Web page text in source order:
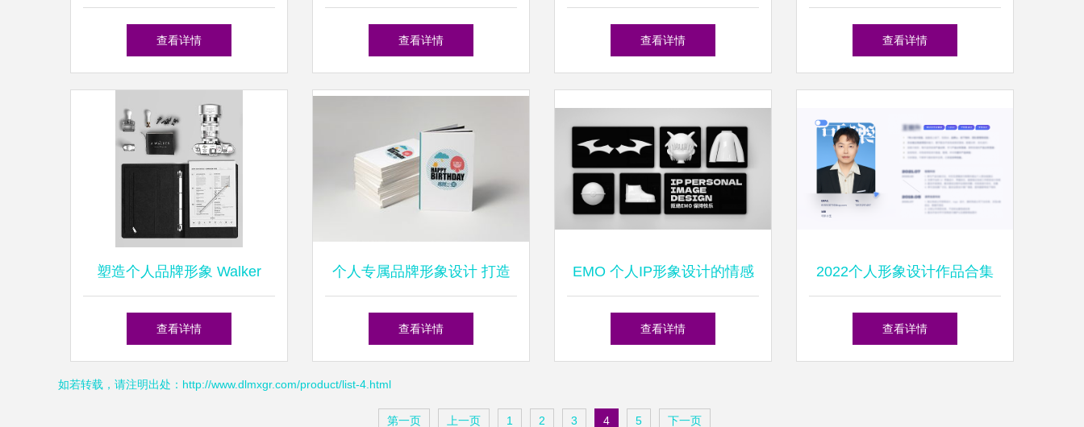
与个人形象设计中的融合与应
查看详情
人形象设计 打造高端生活新
查看详情
装升级设计及个人形象塑造
查看详情
作室——宝安中心店，定制您
查看详情
塑造个人品牌形象 Walker
Justin Coetzee的设计之道
查看详情
个人专属品牌形象设计 打造
独特的个人形象
查看详情
EMO 个人IP形象设计的情感
表达与视觉构建
查看详情
2022个人形象设计作品合集
查看详情
如若转载，请注明出处：http://www.dlmxgr.com/product/list-4.html
第一页 上一页 1 2 3 4 5 下一页